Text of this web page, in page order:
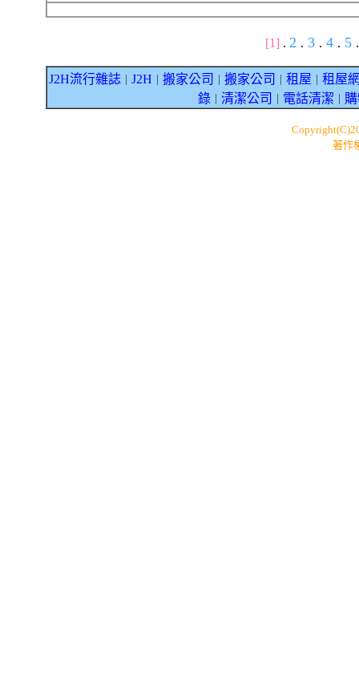
[1] . 2 . 3 . 4 . 5 .
J2H流行雜誌 J2H 搬家公司 搬家公司 租屋
租屋
錄｜ 清潔公司 電話清潔
著作